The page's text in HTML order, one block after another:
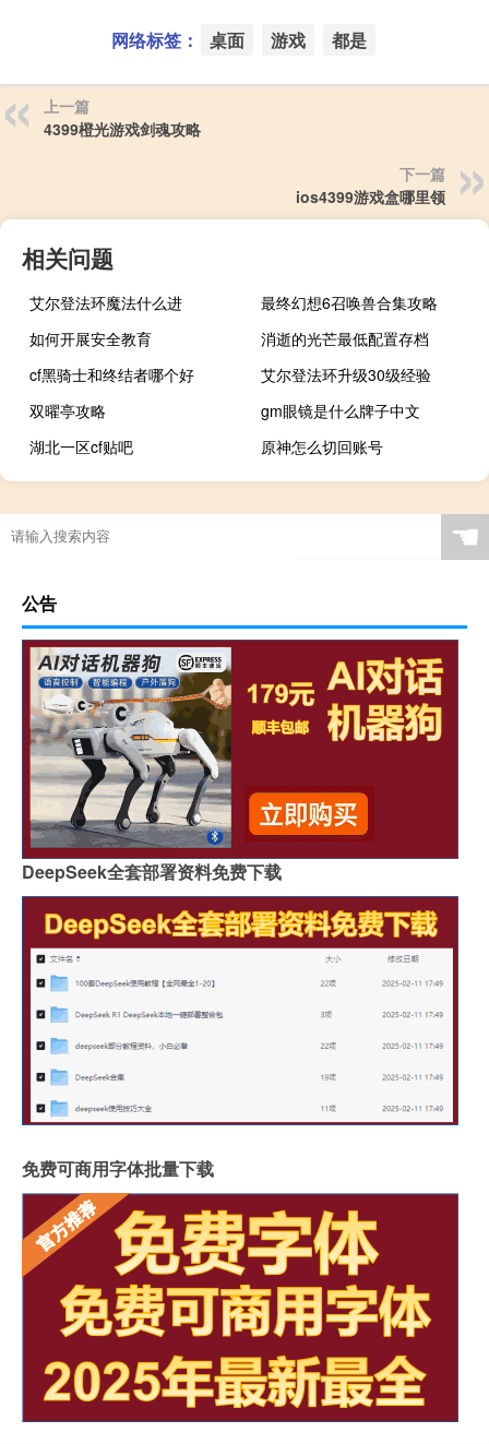
网络标签： 桌面 游戏 都是
上一篇
4399橙光游戏剑魂攻略
下一篇
ios4399游戏盒哪里领
相关问题
艾尔登法环魔法什么进
最终幻想6召唤兽合集攻略
如何开展安全教育
消逝的光芒最低配置存档
cf黑骑士和终结者哪个好
艾尔登法环升级30级经验
双曜亭攻略
gm眼镜是什么牌子中文
湖北一区cf贴吧
原神怎么切回账号
☚
公告
DeepSeek全套部署资料免费下载
免费可商用字体批量下载